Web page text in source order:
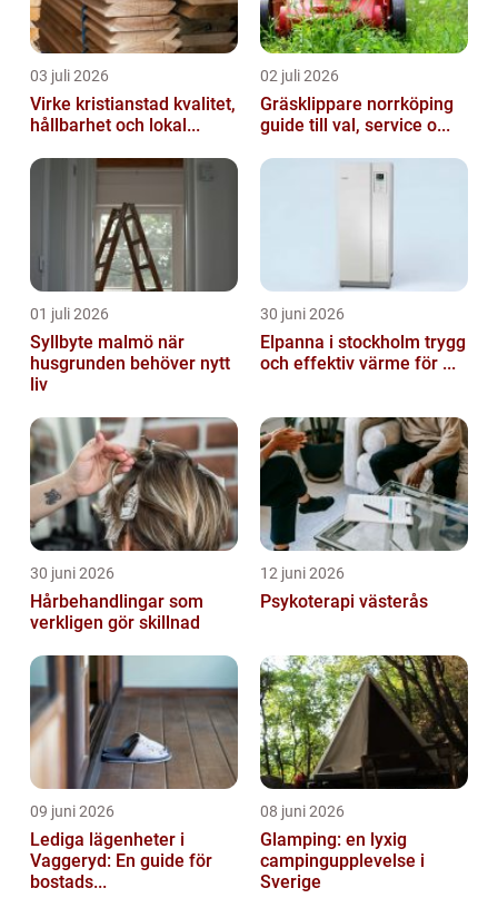
03 juli 2026
Virke kristianstad kvalitet,
hållbarhet och lokal...
02 juli 2026
Gräsklippare norrköping
guide till val, service o...
01 juli 2026
Syllbyte malmö när
husgrunden behöver nytt
liv
30 juni 2026
Elpanna i stockholm trygg
och effektiv värme för ...
30 juni 2026
Hårbehandlingar som
verkligen gör skillnad
12 juni 2026
Psykoterapi västerås
09 juni 2026
Lediga lägenheter i
Vaggeryd: En guide för
bostads...
08 juni 2026
Glamping: en lyxig
campingupplevelse i
Sverige